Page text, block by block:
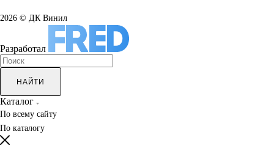
2026 © ДК Винил
Разработал
НАЙТИ
Каталог
По всему сайту
По каталогу